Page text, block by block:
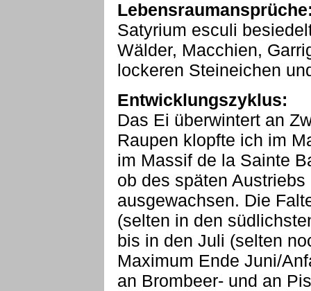
Satyrium esculi
Wälder, Macchien,
lockeren Steineichen
Entwicklungszyklus:
Das Ei überwintert an
Raupen klopfte ich im
im Massif de la Sainte
ob des späten
ausgewachsen. Die
(selten in den
bis in den Juli (selten
Maximum Ende Juni/
an Brombeer- und an